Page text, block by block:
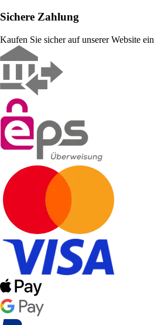
Sichere Zahlung
Kaufen Sie sicher auf unserer Website ein